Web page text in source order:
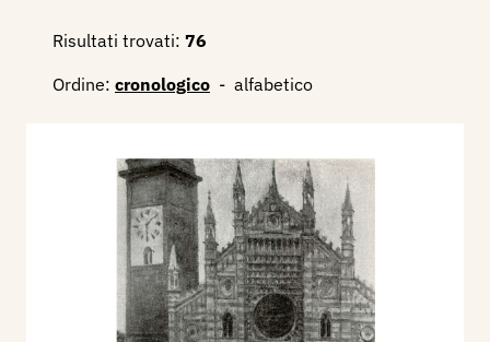
Risultati trovati: 76
Ordine: cronologico - alfabetico